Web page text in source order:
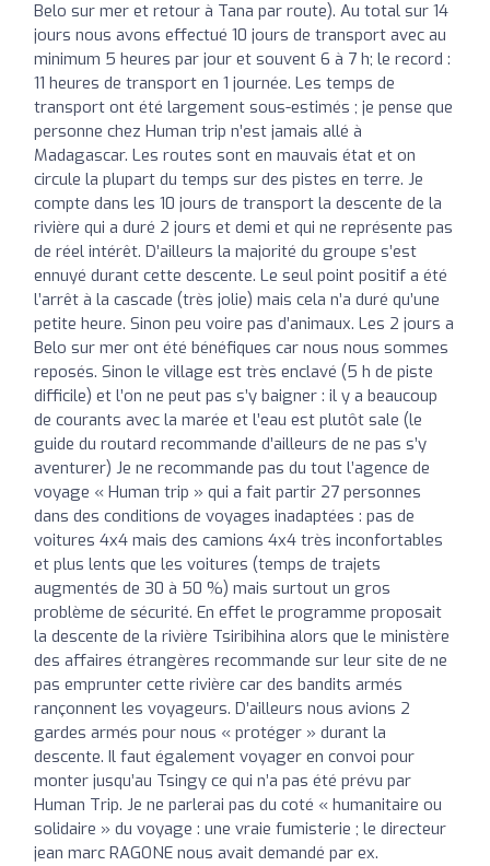
Belo sur mer et retour à Tana par route). Au total sur 14
jours nous avons effectué 10 jours de transport avec au
minimum 5 heures par jour et souvent 6 à 7 h; le record :
11 heures de transport en 1 journée. Les temps de
transport ont été largement sous-estimés ; je pense que
personne chez Human trip n’est jamais allé à
Madagascar. Les routes sont en mauvais état et on
circule la plupart du temps sur des pistes en terre. Je
compte dans les 10 jours de transport la descente de la
rivière qui a duré 2 jours et demi et qui ne représente pas
de réel intérêt. D’ailleurs la majorité du groupe s’est
ennuyé durant cette descente. Le seul point positif a été
l’arrêt à la cascade (très jolie) mais cela n’a duré qu’une
petite heure. Sinon peu voire pas d’animaux. Les 2 jours a
Belo sur mer ont été bénéfiques car nous nous sommes
reposés. Sinon le village est très enclavé (5 h de piste
difficile) et l’on ne peut pas s’y baigner : il y a beaucoup
de courants avec la marée et l’eau est plutôt sale (le
guide du routard recommande d’ailleurs de ne pas s’y
aventurer) Je ne recommande pas du tout l’agence de
voyage « Human trip » qui a fait partir 27 personnes
dans des conditions de voyages inadaptées : pas de
voitures 4x4 mais des camions 4x4 très inconfortables
et plus lents que les voitures (temps de trajets
augmentés de 30 à 50 %) mais surtout un gros
problème de sécurité. En effet le programme proposait
la descente de la rivière Tsiribihina alors que le ministère
des affaires étrangères recommande sur leur site de ne
pas emprunter cette rivière car des bandits armés
rançonnent les voyageurs. D’ailleurs nous avions 2
gardes armés pour nous « protéger » durant la
descente. Il faut également voyager en convoi pour
monter jusqu’au Tsingy ce qui n’a pas été prévu par
Human Trip. Je ne parlerai pas du coté « humanitaire ou
solidaire » du voyage : une vraie fumisterie ; le directeur
jean marc RAGONE nous avait demandé par ex.